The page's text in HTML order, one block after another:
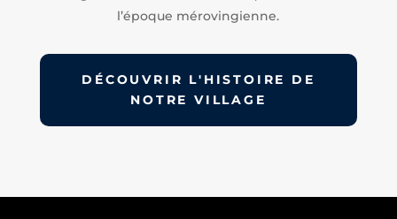
l’époque mérovingienne.
DÉCOUVRIR L'HISTOIRE DE
NOTRE VILLAGE